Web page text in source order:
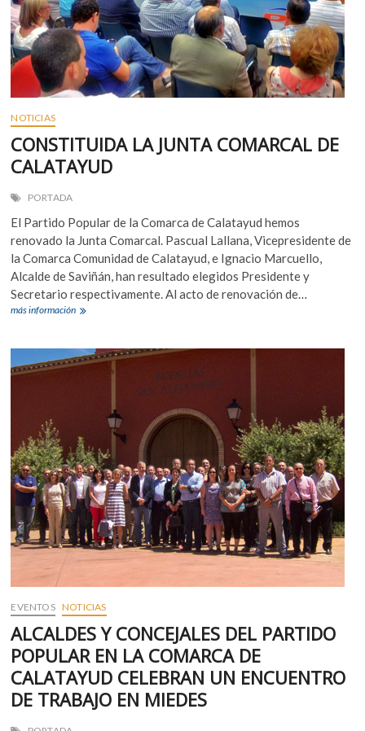
NOTICIAS
CONSTITUIDA LA JUNTA COMARCAL DE
CALATAYUD
PORTADA
El Partido Popular de la Comarca de Calatayud hemos
renovado la Junta Comarcal. Pascual Lallana, Vicepresidente de
la Comarca Comunidad de Calatayud, e Ignacio Marcuello,
Alcalde de Saviñán, han resultado elegidos Presidente y
Secretario respectivamente. Al acto de renovación de…
más informaciónCONSTITUIDA
COMARCAL
DE
EVENTOS NOTICIAS
ALCALDES Y CONCEJALES DEL PARTIDO
POPULAR EN LA COMARCA DE
CALATAYUD CELEBRAN UN ENCUENTRO
DE TRABAJO EN MIEDES